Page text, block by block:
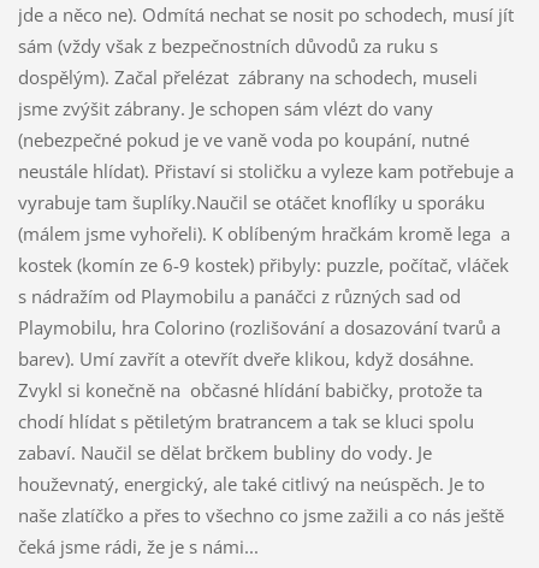
jde a něco ne). Odmítá nechat se nosit po schodech, musí jít
sám (vždy však z bezpečnostních důvodů za ruku s
dospělým). Začal přelézat zábrany na schodech, museli
jsme zvýšit zábrany. Je schopen sám vlézt do vany
(nebezpečné pokud je ve vaně voda po koupání, nutné
neustále hlídat). Přistaví si stoličku a vyleze kam potřebuje a
vyrabuje tam šuplíky.Naučil se otáčet knoflíky u sporáku
(málem jsme vyhořeli). K oblíbeným hračkám kromě lega a
kostek (komín ze 6-9 kostek) přibyly: puzzle, počítač, vláček
s nádražím od Playmobilu a panáčci z různých sad od
Playmobilu, hra Colorino (rozlišování a dosazování tvarů a
barev). Umí zavřít a otevřít dveře klikou, když dosáhne.
Zvykl si konečně na občasné hlídání babičky, protože ta
chodí hlídat s pětiletým bratrancem a tak se kluci spolu
zabaví. Naučil se dělat brčkem bubliny do vody. Je
houževnatý, energický, ale také citlivý na neúspěch. Je to
naše zlatíčko a přes to všechno co jsme zažili a co nás ještě
čeká jsme rádi, že je s námi...